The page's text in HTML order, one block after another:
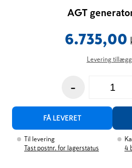
AGT
6.735,00
Levering
-
FÅ LEVERET
Til levering
Tast postnr. for lagerstatus
4